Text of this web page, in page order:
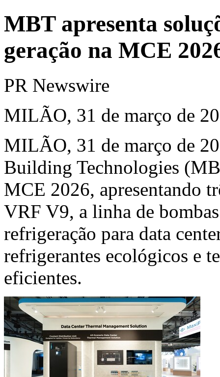
MBT apresenta
geração na MCE
PR Newswire
MILÃO, 31 de março de
MILÃO, 31 de março de
Building Technologies
MCE 2026, apresentando
VRF V9, a linha de
refrigeração para data
refrigerantes ecológicos e
eficientes.